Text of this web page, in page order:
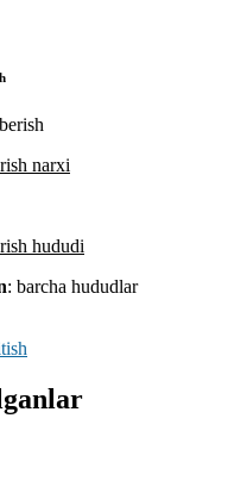
narxi
hududi
: barcha hududlar